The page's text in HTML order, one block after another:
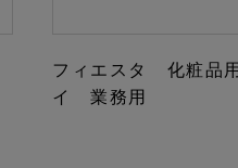
フィエスタ 化粧品
イ 業務用